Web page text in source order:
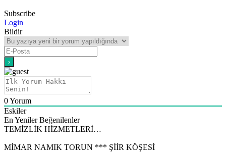
Subscribe
Login
Bildir
0Yorum
Eskiler
En Yeniler Beğenilenler
TEMİZLİK HİZMETLERİ…
MİMAR NAMIK TORUN *** ŞİİR KÖŞESİ